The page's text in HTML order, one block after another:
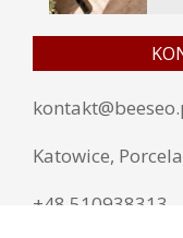
Katowice,
+48 510938313